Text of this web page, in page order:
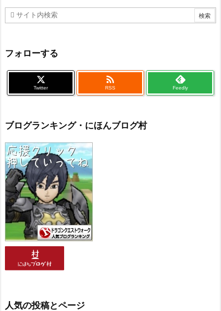
フォローする
Twitter

RSS Feedly
ブログランキング・にほんブログ村
人気の投稿とページ